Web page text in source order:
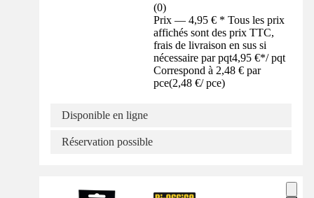
(0)
Prix — 4,95 € * Tous les prix
affichés sont des prix TTC,
frais de livraison en sus si
nécessaire par pqt4,95 €*/ pqt
Correspond à 2,48 € par
pce(2,48 €/ pce)
Disponible en ligne
Réservation possible